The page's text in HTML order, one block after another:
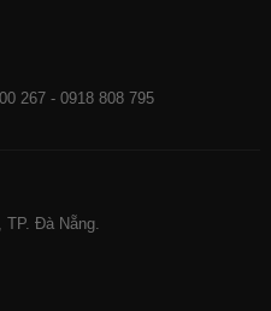
267 - 0918 808 795
TP. Đà Nẵng.